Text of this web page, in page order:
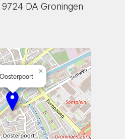
DA Groningen
×